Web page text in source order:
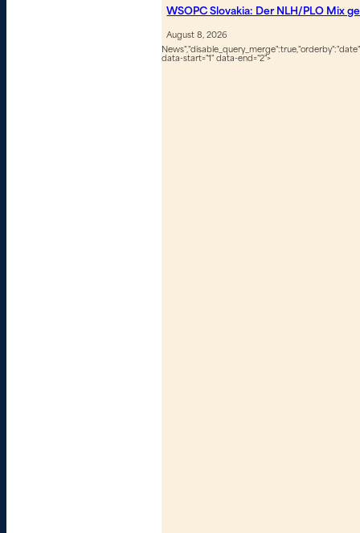
WSOPC Slovakia: Der NLH/PLO Mix
August 8, 2026
data-start="1" data-end="2">